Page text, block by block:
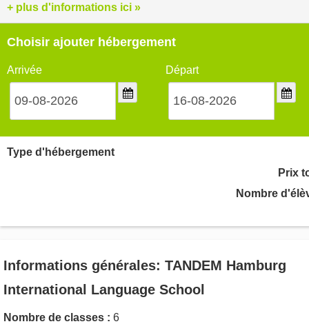
+ plus d'informations ici »
Choisir ajouter hébergement
Arrivée Départ
Type d'hébergement
Prix
Nombre
Informations générales: TANDEM Hamburg
International Language School
Nombre de classes : 6